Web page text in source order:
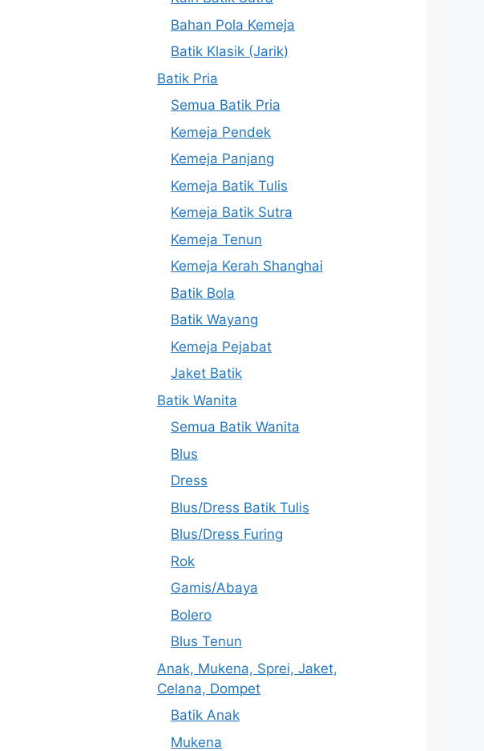
Bahan Pola Kemeja
Batik Klasik (Jarik)
Batik Pria
Semua Batik Pria
Kemeja Pendek
Kemeja Panjang
Kemeja Batik Tulis
Kemeja Batik Sutra
Kemeja Tenun
Kemeja Kerah Shanghai
Batik Bola
Batik Wayang
Kemeja Pejabat
Jaket Batik
Batik Wanita
Semua Batik Wanita
Blus
Dress
Blus/Dress Batik Tulis
Blus/Dress Furing
Rok
Gamis/Abaya
Bolero
Blus Tenun
Anak, Mukena, Sprei, Jaket,
Celana, Dompet
Batik Anak
Mukena